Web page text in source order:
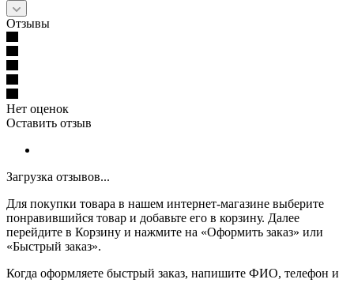
Отзывы
Нет оценок
Оставить отзыв
Загрузка отзывов...
Для покупки товара в нашем интернет-магазине выберите
понравившийся товар и добавьте его в корзину. Далее
перейдите в Корзину и нажмите на «Оформить заказ» или
«Быстрый заказ».
Когда оформляете быстрый заказ, напишите ФИО, телефон и